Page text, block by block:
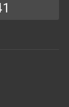
дешевле
разных
керамика,